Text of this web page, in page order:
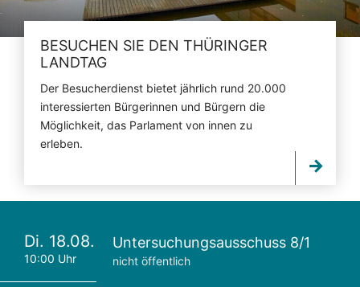
BESUCHEN SIE DEN THÜRINGER
LANDTAG
Der Besucherdienst bietet jährlich rund 20.000
interessierten Bürgerinnen und Bürgern die
Möglichkeit, das Parlament von innen zu
erleben.
Di. 18.08.
10:00 Uhr
Untersuchungsausschuss 8/1
nicht öffentlich